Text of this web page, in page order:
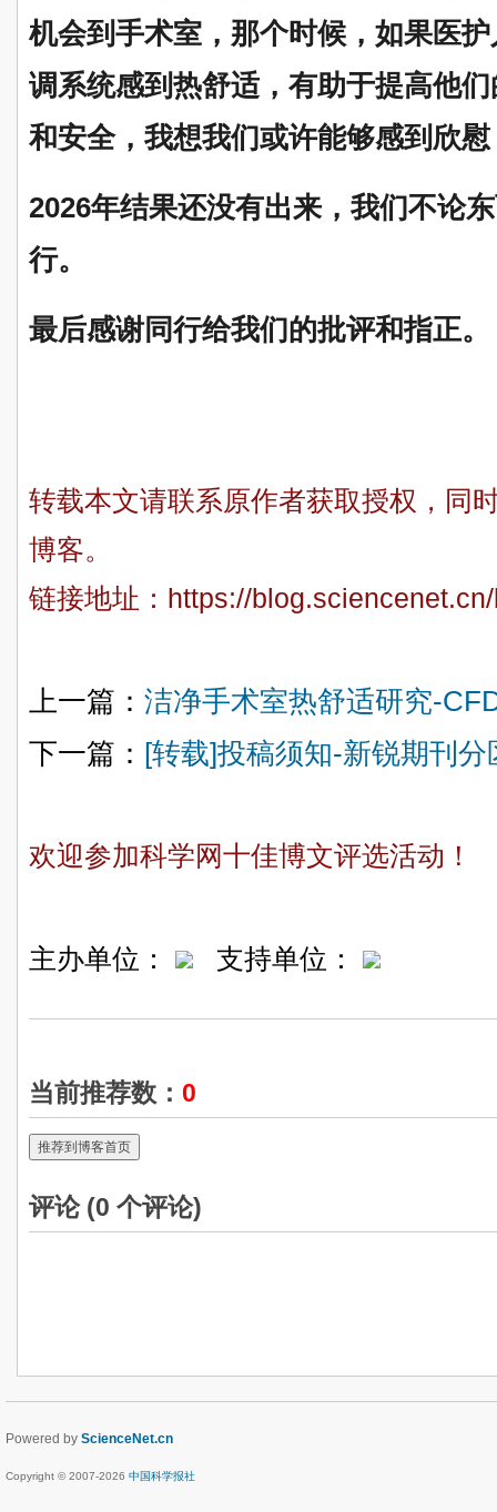
机会到手术室，那个时候，如果医
调系统感到热舒适，有助于提高他
和安全，我想我们或许能够感到欣
2026年结果还没有出来，我们不论
行。
最后感谢同行给我们的批评和指正。
转载本文请联系原作者获取授权，同
博客。
链接地址： https://
上一篇： 洁净手术室热舒适研究-
下一篇： [转载]投稿须知-新锐期刊
欢迎参加科学网十佳博文评选活动！
主办单位： 支持单位：
当前推荐数： 0
推荐到博客首页
评论 (0 个评论)
Powered by ScienceNet.cn
Copyright © 2007-2026 中国科学报社